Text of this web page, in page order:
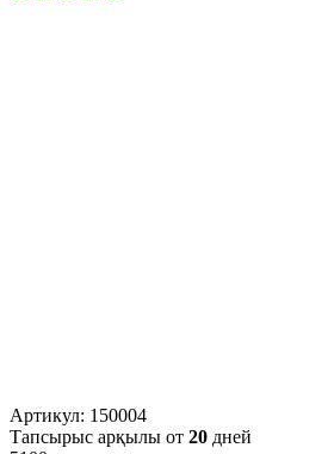
Артикул: 150004
Тапсырыс арқылы от 20 дней